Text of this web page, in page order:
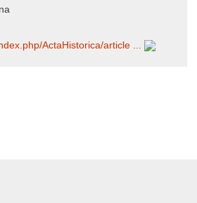
​ActaHistorica/​article ...